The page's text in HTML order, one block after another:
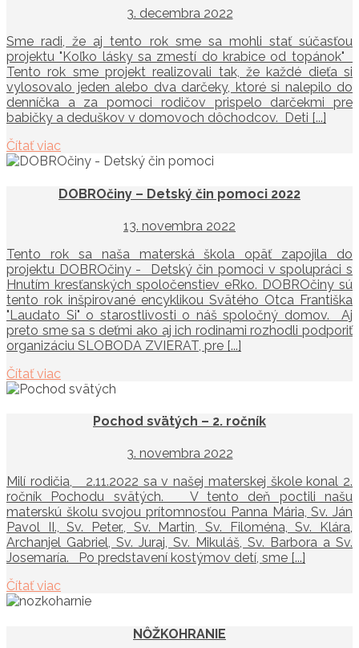
3. decembra 2022
Sme radi, že aj tento rok sme sa mohli stať súčasťou
projektu "Koľko lásky sa zmestí do krabice od topánok"
Tento rok sme projekt realizovali tak, že každé dieťa si
vylosovalo jeden alebo dva darčeky, ktoré si nalepilo do
denníčka a za pomoci rodičov prispelo darčekmi pre
babičky a deduškov v domovoch dôchodcov. Deti [...]
Čítať viac
DOBROčiny – Detský čin pomoci 2022
13. novembra 2022
Tento rok sa naša materská škola opäť zapojila do
projektu DOBROčiny - Detský čin pomoci v spolupráci s
Hnutím kresťanských spoločenstiev eRko. DOBROčiny sú
tento rok inšpirované encyklikou Svätého Otca Františka
"Laudato Si" o starostlivosti o náš spoločný domov. Aj
preto sme sa s deťmi ako aj ich rodinami rozhodli podporiť
organizáciu SLOBODA ZVIERAT, pre [...]
Čítať viac
Pochod svätých – 2. ročník
3. novembra 2022
Milí rodičia, 2.11.2022 sa v našej materskej škole konal 2.
ročník Pochodu svätých. V tento deň poctili našu
materskú školu svojou prítomnosťou Panna Mária, Sv. Ján
Pavol II., Sv. Peter., Sv. Martin, Sv. Filoména, Sv. Klára,
Archanjel Gabriel, Sv. Juraj, Sv. Mikuláš, Sv. Barbora a Sv.
Josemaría. Po predstavení kostýmov detí, sme [...]
Čítať viac
NȎŽKOHRANIE